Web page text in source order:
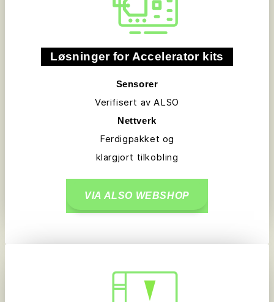
Løsninger for Accelerator kits
Sensorer
Verifisert av ALSO
Nettverk
Ferdigpakket og
klargjort tilkobling
VIA ALSO WEBSHOP